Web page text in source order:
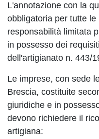
L'annotazione con la
obbligatoria per tutte
responsabilità limitata
in possesso dei
dell'artigianato n. 443/
Le imprese, con sede
Brescia, costituite
giuridiche e in
devono richiedere il
artigiana: